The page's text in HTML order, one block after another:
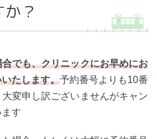
？
でも、クリニックにお早めにお
たします。予約番号よりも10番
変申し訳ございませんがキャン
す